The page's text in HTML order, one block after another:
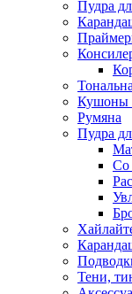
Пудра
Кушоны
Румяна
Пудра
Со
Тени,